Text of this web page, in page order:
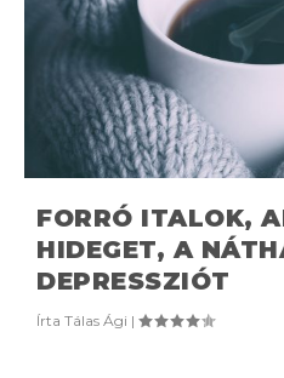
FORRÓ ITALOK,
HIDEGET, A
DEPRESSZIÓT
Írta Tálas Ági |